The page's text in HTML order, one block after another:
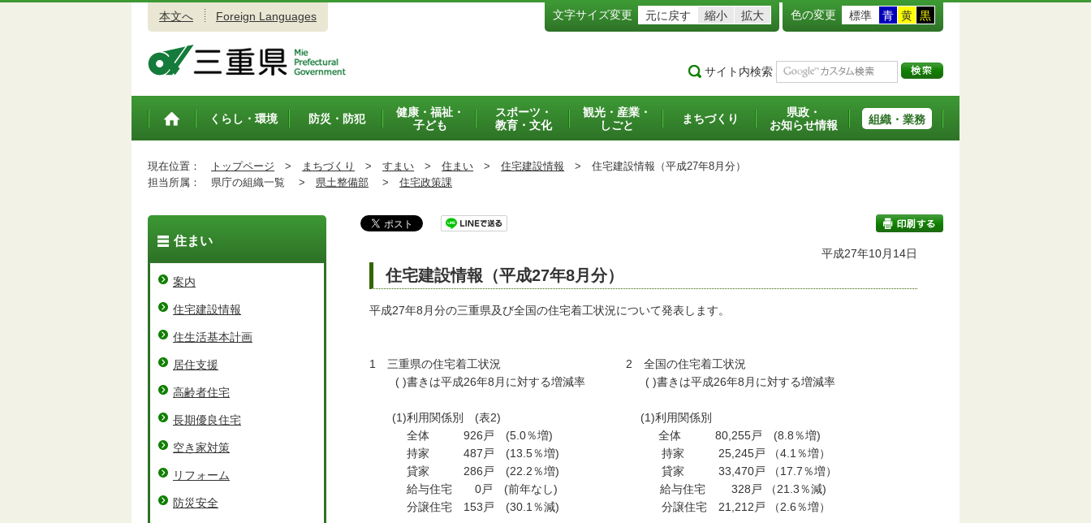
本文へ Foreign Languages 文字サイズ変更 元に戻す 縮小 拡大 色の変更 標準 青 黄 黒
サイト内検索
トップペ
くらし・環境 防災・防犯
健康・福祉・
子ども
スポーツ・
教育・文化
観光・産業・
しごと
まちづくり
県政・
お知らせ情報
組織・業務
現在位置： トップページ > まちづくり > すまい > 住まい > 住宅建設情報 > 住宅建設情報（平成27年8月分）
担当所属：
県庁の組織一覧 > 県土整備部 > 住宅政策課
印刷する
平成27年10月14日
住宅建設情報（平成27年8月分）
平成27年8月分の三重県及び全国の住宅着工状況について発表します。
1 三重県の住宅着工状況 2 全国の住宅着工状況
( )書きは平成26年8月に対する増減率 ( )書きは平成26年8月に対する増減率
(1)利用関係別 (表2) (1)利用関係別
全体 926戸 (5.0％増) 全体 80,255戸 (8.8％増)
持家 487戸 (13.5％増) 持家 25,245戸 （4.1％増）
貸家 286戸 (22.2％増) 貸家 33,470戸 （17.7％増）
給与住宅 0戸 (前年なし) 給与住宅 328戸 （21.3％減)
分譲住宅 153戸 (30.1％減) 分譲住宅 21,212戸 （2.6％増）
住まい
案内
住宅建設情報
住生活基本計画
居住支援
高齢者住宅
長期優良住宅
空き家対策
リフォーム
防災安全